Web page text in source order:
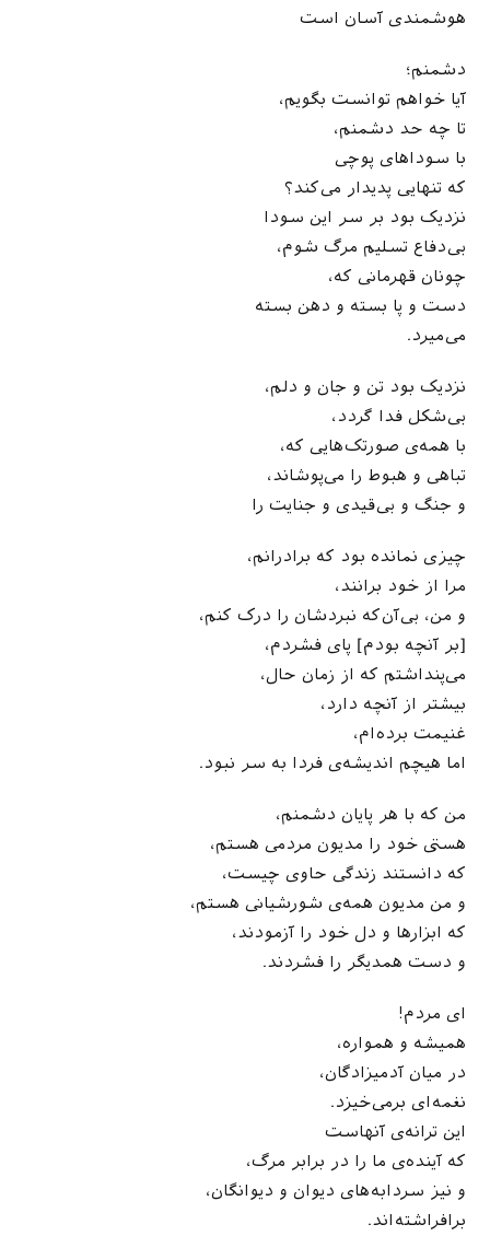
هوشمندی آسان است
دشمنم؛
آیا خواهم توانست بگویم،
تا چه حد دشمنم،
با سودا‌های پوچی
که تنهایی پدیدار می‌کند؟
نزدیک بود بر سر این سودا
بی‌دفاع تسلیم مرگ شوم،
چونان قهرمانی که،
دست و پا بسته و دهن بسته
می‌میرد.
نزدیک بود تن و جان و دلم،
بی‌شکل فدا گردد،
با همه‌ی صورتک‌هایی که،
تباهی و هبوط را می‌پوشاند،
و جنگ و بی‌قیدی و جنایت را
چیزی نمانده بود که برادرانم،
مرا از خود برانند،
و من، بی‌آن‌که نبردشان را درک کنم،
[بر آنچه بودم] پای فشردم،
می‌پنداشتم که از زمان حال،
بیشتر از آنچه دارد،
غنیمت برده‌ام،
اما هیچم اندیشه‌ی فردا به سر نبود.
من که با هر پایان دشمنم،
هستی خود را مدیون مردمی هستم،
که دانستند زندگی حاوی چیست،
و من مدیون همه‌ی شورشیانی هستم،
که ابزارها و دل خود را آزمودند،
و دست همدیگر را فشردند.
ای مردم!
همیشه و همواره،
در میان آدمیزادگان،
نغمه‌ای برمی‌خیزد.
این ترانه‌ی آنهاست
که آینده‌ی ما را در برابر مرگ،
و نیز سردابه‌های دیوان و دیوانگان،
برافراشته‌اند.